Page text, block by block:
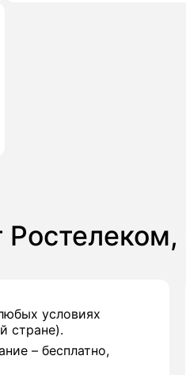
условиях
стране).
– бесплатно,